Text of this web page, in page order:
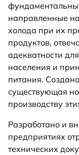
направленные
холода при их
продуктов,
адекватности
населения и
питания.
существующая
производству
Разработано и
предприятиях
технических